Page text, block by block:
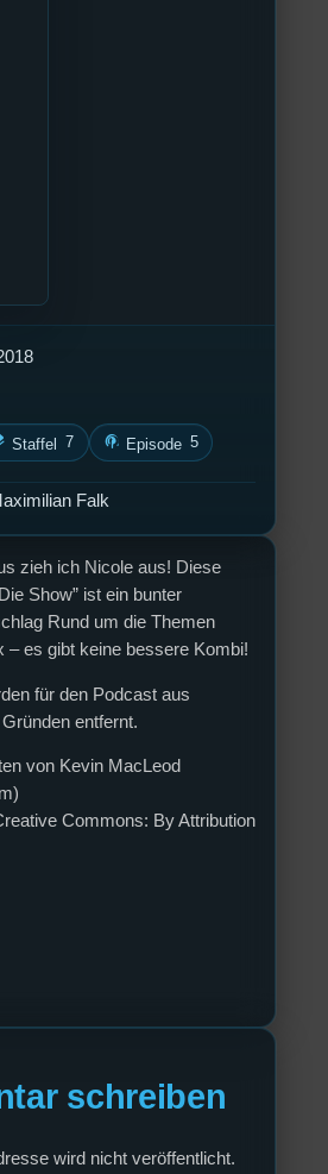
zieh ich Nicole aus! Diese
Show” ist ein bunter
Rund um die Themen
– es gibt keine bessere Kombi!
für den Podcast aus
entfernt.
von Kevin MacLeod
Commons: By Attribution
schreiben
wird nicht veröffentlicht.
Staffel 7 podcasts Episode 5
Falk